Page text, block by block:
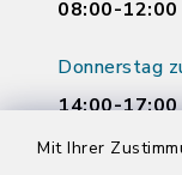
Mit Ihrer
08:00-12:00
Donnerstag
14:00-17:00